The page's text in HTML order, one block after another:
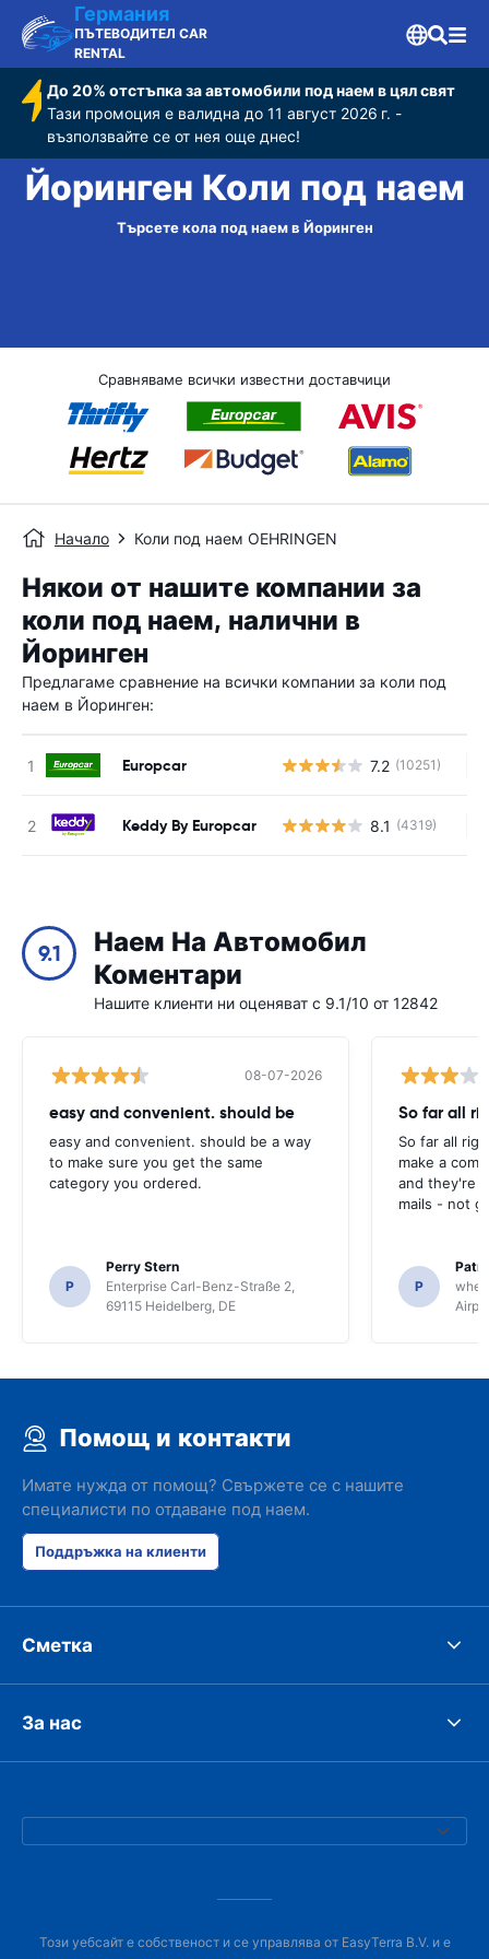
Германия
ПЪТЕВОДИТЕЛ CAR
RENTAL
До 20% отстъпка за автомобили под наем в цял свят
Тази промоция е валидна до 11 август 2026 г. -
възползвайте се от нея още днес!
Йоринген Коли под наем
Търсете кола под наем в Йоринген
Сравняваме всички известни доставчици
Начало Коли под наем OEHRINGEN
Някои от нашите компании за
коли под наем, налични в
Йоринген
Предлагаме сравнение на всички компании за коли под
наем в Йоринген:
Europcar 7.2 (10251)
Keddy By Europcar 8.1 (4319)
9.1
Наем На Автомобил
Коментари
Нашите клиенти ни оценяват с 9.1/10 от 12842
08-07-2026
easy and convenient. should be
easy and convenient. should be a way
to make sure you get the same
category you ordered.
P
Perry Stern
Enterprise Carl-Benz-Straße 2,
69115 Heidelberg, DE
So far all
So far all
make a
and they're
mails - not
P
Помощ и контакти
Имате нужда от помощ? Свържете се с нашите
специалисти по отдаване под наем.
Поддръжка на клиенти
Сметка
За нас
Този уебсайт е собственост и се управлява от EasyTerra B.V. и е